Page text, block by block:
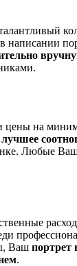
написании
цены на
лучшее
Любые
Ваш портрет
.